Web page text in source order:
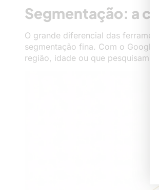
Segmentação: a
O grande diferencial das
segmentação fina. Com o Google
região, idade ou que pesquisam